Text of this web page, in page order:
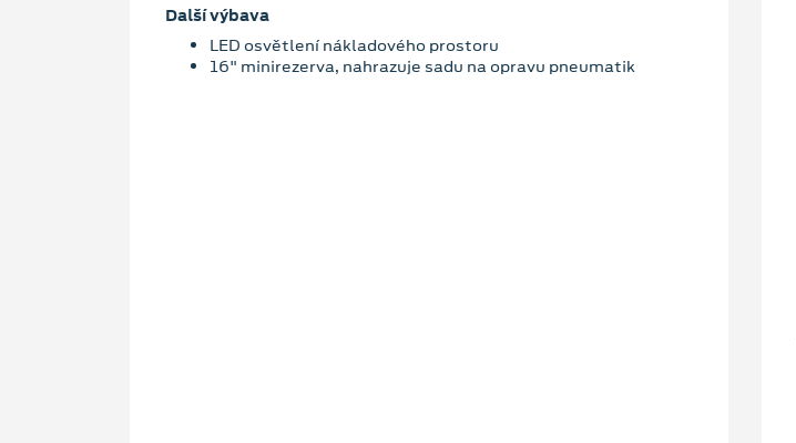
Další výbava
LED osvětlení nákladového prostoru
16" minirezerva, nahrazuje sadu na opravu pneumatik